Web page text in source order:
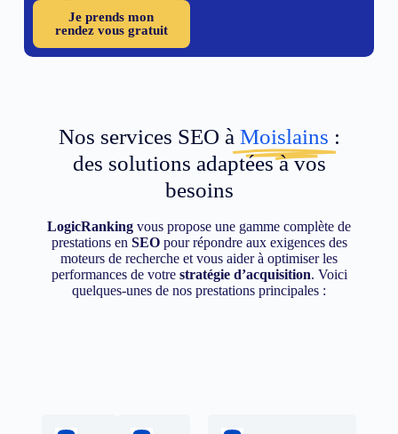
Je prends mon
rendez vous gratuit
Nos services SEO à Moislains :
des solutions adaptées à vos
besoins
LogicRanking vous propose une gamme complète de
prestations en SEOpour répondre aux exigences des
moteurs de recherche et vous aider à optimiser les
performances de votre stratégie d’acquisition. Voici
quelques-unes de nos prestations principales :